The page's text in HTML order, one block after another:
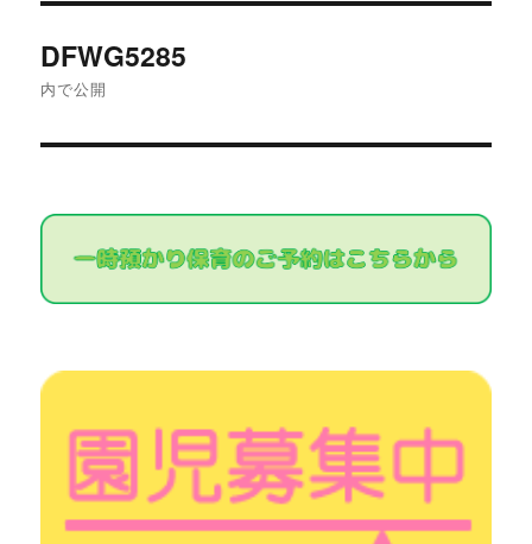
稿
ゲ
ー
ョ
ン
DFWG5285
内で公開